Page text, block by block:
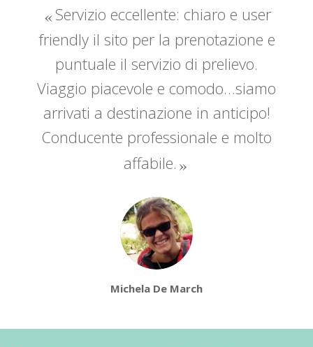
Servizio eccellente: chiaro e user
friendly il sito per la prenotazione e
puntuale il servizio di prelievo.
Viaggio piacevole e comodo…siamo
arrivati a destinazione in anticipo!
Conducente professionale e molto
affabile.
Michela De March